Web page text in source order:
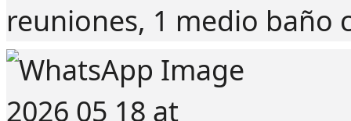
reuniones, 1 medio baño